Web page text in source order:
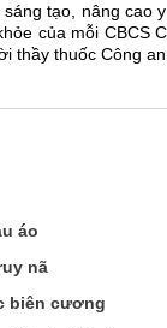
tạo, nâng cao
của mỗi CBCS
thầy thuốc Công an
áo
nã
biên cương